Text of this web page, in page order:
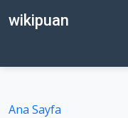
wikipuan
Ana Sayfa